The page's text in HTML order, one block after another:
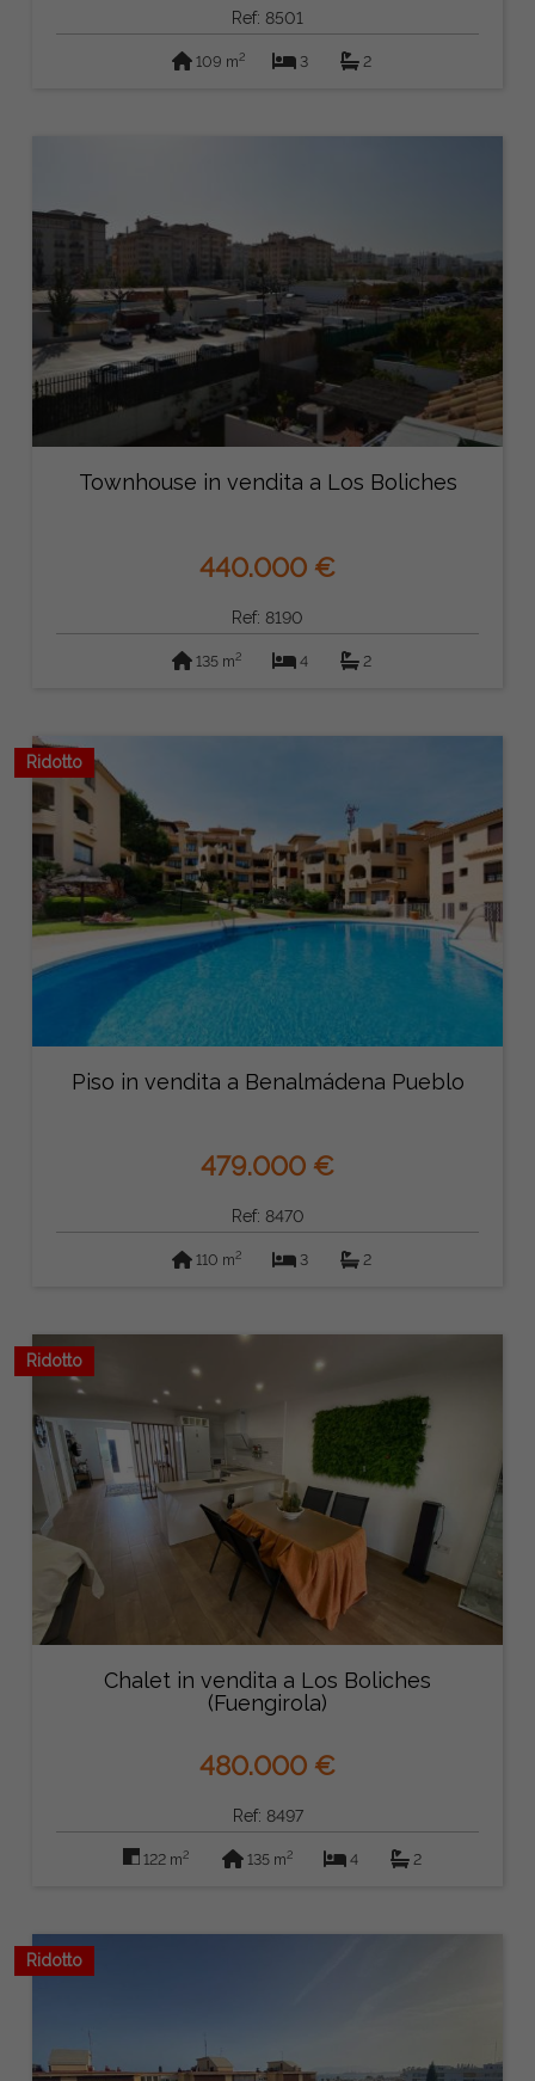
Ref: 8501
109 m2 3 2
Townhouse in vendita a Los Boliches
440.000 €
Ref: 8190
135 m2 4 2
Ridotto
Piso in vendita a Benalmádena Pueblo
479.000 €
Ref: 8470
110 m2 3 2
Ridotto
Chalet in vendita a Los Boliches
(Fuengirola)
480.000 €
Ref: 8497
122 m2 135 m2 4 2
Ridotto